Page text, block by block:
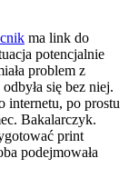
ma link do
potencjalnie
problem z
się bez niej.
internetu, po prostu
Bakalarczyk.
print
podejmowała